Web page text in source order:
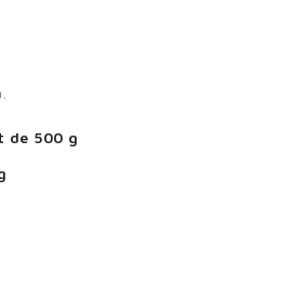
de 500 g